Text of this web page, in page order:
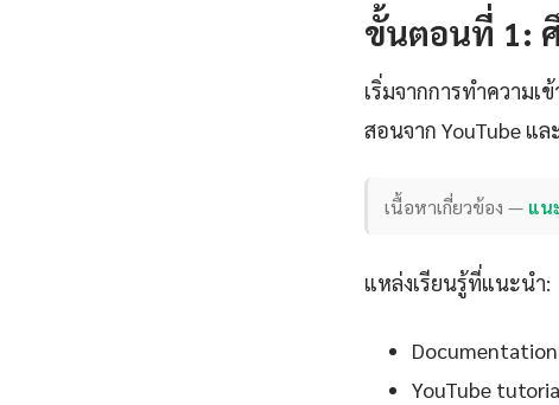
ขั้นตอนที่ 1:
เริ่มจากการทำความ
สอนจาก YouTube
เนื้อหาเกี่ยวข้อง — แน
แหล่งเรียนรู้ที่แนะนำ:
YouTube